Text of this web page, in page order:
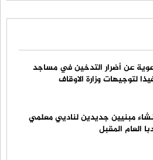
عن أضرار التدخين في مساجد
لتوجيهات وزارة الاوقاف
مبنيين جديدين لناديي معلمي
العام المقبل